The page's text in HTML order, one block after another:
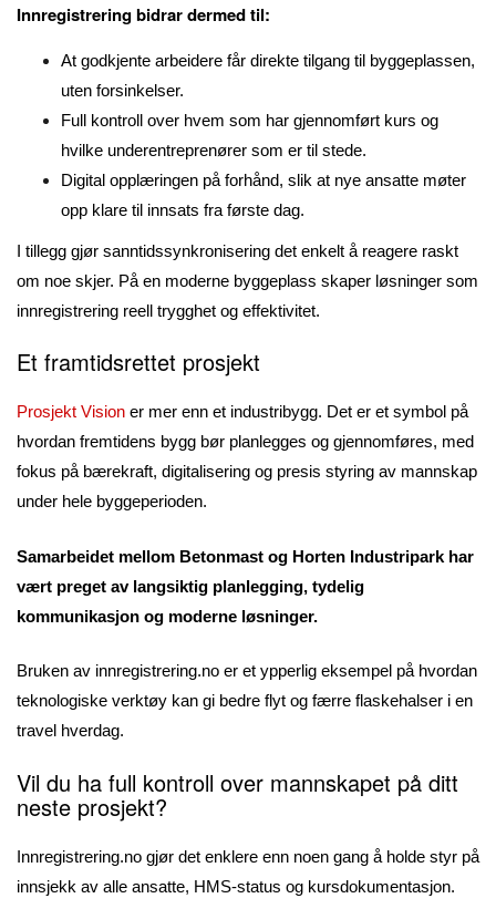
Innregistrering bidrar dermed til:
At godkjente arbeidere får direkte tilgang til byggeplassen,
uten forsinkelser.
Full kontroll over hvem som har gjennomført kurs og
hvilke underentreprenører som er til stede.
Digital opplæringen på forhånd, slik at nye ansatte møter
opp klare til innsats fra første dag.
I tillegg gjør sanntidssynkronisering det enkelt å reagere raskt
om noe skjer. På en moderne byggeplass skaper løsninger som
innregistrering reell trygghet og effektivitet.
Et framtidsrettet prosjekt
Prosjekt Vision er mer enn et industribygg. Det er et symbol på
hvordan fremtidens bygg bør planlegges og gjennomføres, med
fokus på bærekraft, digitalisering og presis styring av mannskap
under hele byggeperioden.
Samarbeidet mellom Betonmast og Horten Industripark har
vært preget av langsiktig planlegging, tydelig
kommunikasjon og moderne løsninger.
Bruken av innregistrering.no er et ypperlig eksempel på hvordan
teknologiske verktøy kan gi bedre flyt og færre flaskehalser i en
travel hverdag.
Vil du ha full kontroll over mannskapet på ditt
neste prosjekt?
Innregistrering.no gjør det enklere enn noen gang å holde styr på
innsjekk av alle ansatte, HMS-status og kursdokumentasjon.